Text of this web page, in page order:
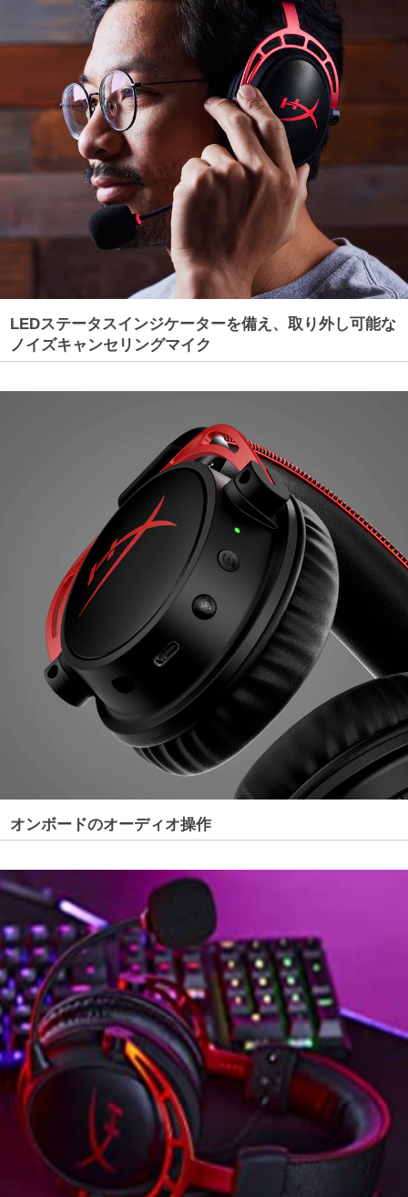
LEDステータスインジケーターを備え、取り外し可能な
ノイズキャンセリングマイク
オンボードのオーディオ操作